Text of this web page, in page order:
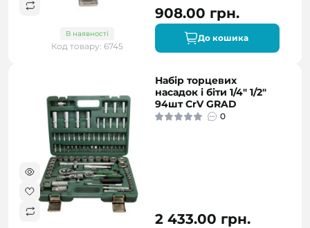
В наявності
Код товару: 6745
908.00 грн.
До кошика
Набір торцевих
насадок і біти 1/4" 1/2"
94шт CrV GRAD
0
2 433.00 грн.